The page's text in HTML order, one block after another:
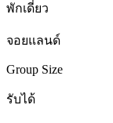
พักเดี่ยว
จอยแลนด์
Group Size
รับได้